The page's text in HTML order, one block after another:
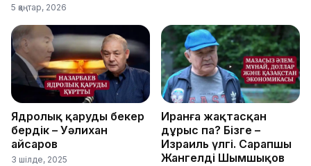
5 қаңтар, 2026
Ядролық қаруды бекер
бердік – Уәлихан
Қайсаров
3 шілде, 2025
Иранға жақтасқан
дұрыс па? Бізге –
Израиль үлгі. Сарапшы
Жангелді Шымшықов